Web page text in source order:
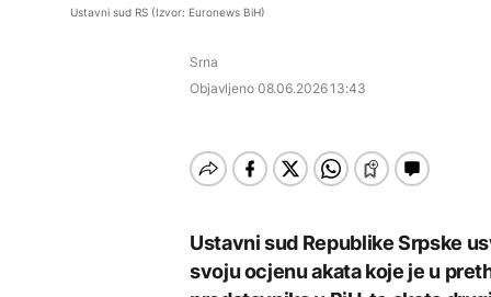
Raspotočje, traže
rješenje za probleme
rudara i dalje u jami
Raspotočje, traže
AKTUELNO
skrivene tajne: Od
mamuta do ratnih
brodova
FOKUS
mrtvih
AKTUELNO
eksploziv pronađen na
njemačkom aerodromu,
sumnja se na Rusiju
Dio rakete SpaceX
velikom brzinom pada
TEHNOLOGIJA
Britanska kraljevska
Ustavni sud RS (Izvor: Euronews BiH)
Srna
Objavljeno 08.06.2026 13:43
Ustavni sud Republike Srpske
svoju ocjenu akata koje je u